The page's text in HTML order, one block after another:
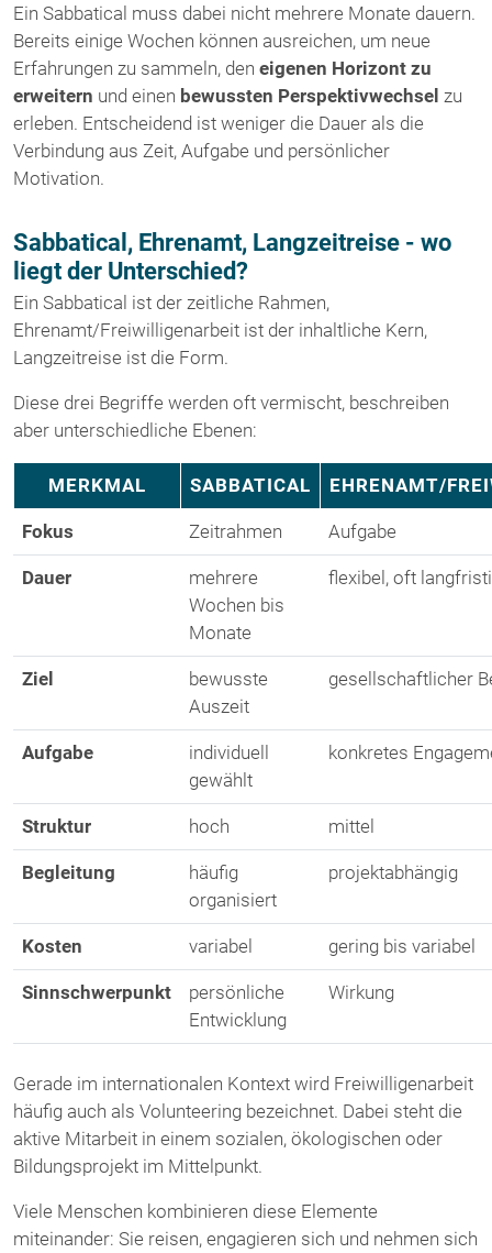
Ein Sabbatical muss dabei nicht mehrere Monate dauern.
Bereits einige Wochen können ausreichen, um neue
Erfahrungen zu sammeln, den eigenen Horizont zu
erweitern und einen bewussten Perspektivwechsel zu
erleben. Entscheidend ist weniger die Dauer als die
Verbindung aus Zeit, Aufgabe und persönlicher
Motivation.
Sabbatical, Ehrenamt, Langzeitreise - wo
liegt der Unterschied?
Ein Sabbatical ist der zeitliche Rahmen,
Ehrenamt/Freiwilligenarbeit ist der inhaltliche Kern,
Langzeitreise ist die Form.
Diese drei Begriffe werden oft vermischt, beschreiben
aber unterschiedliche Ebenen:
MERKMAL SABBATICAL EHRENAMT/
Fokus Zeitrahmen Aufgabe
Dauer
mehrere
Wochen bis
Monate
flexibel, oft
Ziel
bewusste
Auszeit
gesellschaftlicher
Aufgabe
individuell
gewählt
konkretes
Struktur hoch mittel
Begleitung
häufig
organisiert
projektabhängig
Kosten variabel gering bis variabel
Sinnschwerpunkt
persönliche
Entwicklung
Wirkung
Gerade im internationalen Kontext wird Freiwilligenarbeit
häufig auch als Volunteering bezeichnet. Dabei steht die
aktive Mitarbeit in einem sozialen, ökologischen oder
Bildungsprojekt im Mittelpunkt.
Viele Menschen kombinieren diese Elemente
miteinander: Sie reisen, engagieren sich und nehmen sich